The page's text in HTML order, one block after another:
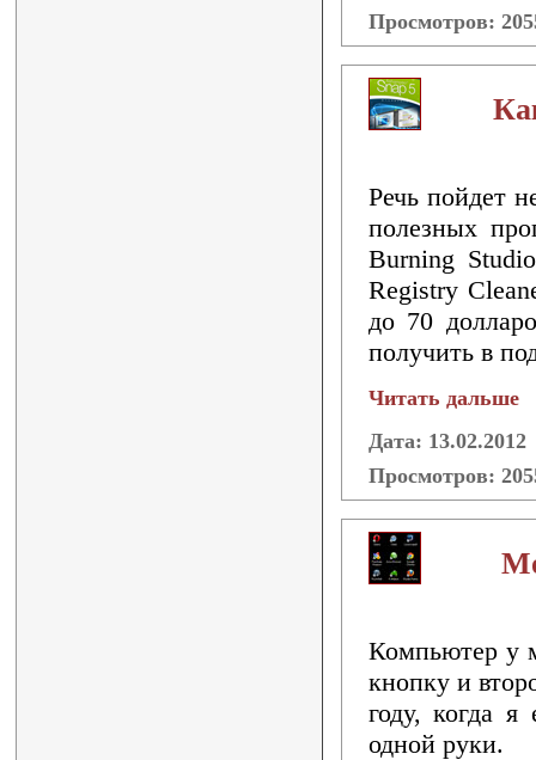
Просмотров:
Речь пойдет
полезных
Burning
Registry
до 70
получить в
Читать дальше
Дата: 13.02.2012
Просмотров:
Компьютер у
кнопку и
году, когда
одной руки.